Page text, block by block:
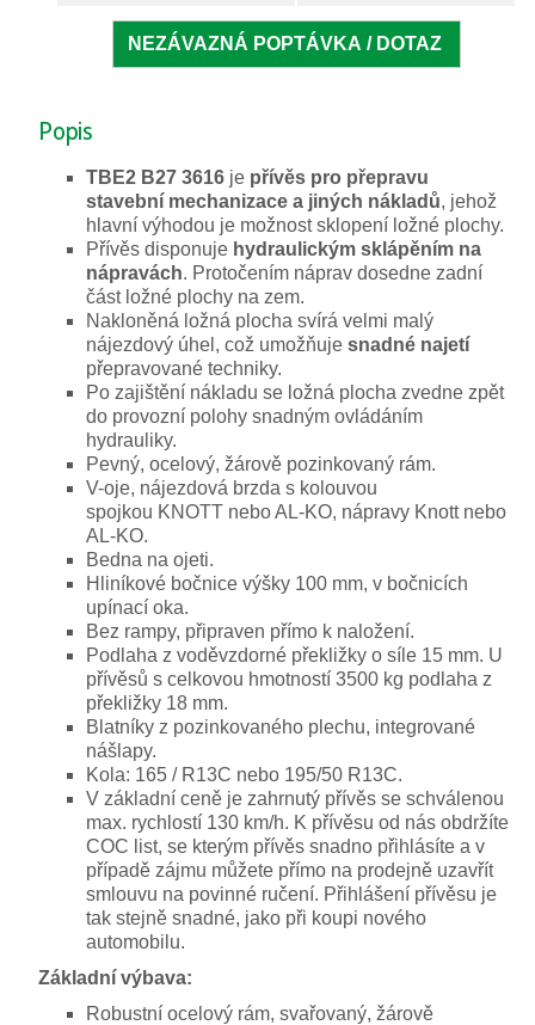
Popis
TBE2 B27 3616 je přívěs pro přepravu
stavební mechanizace a jiných nákladů, jehož
hlavní výhodou je možnost sklopení ložné plochy.
Přívěs disponuje hydraulickým sklápěním na
nápravách. Protočením náprav dosedne zadní
část ložné plochy na zem.
Nakloněná ložná plocha svírá velmi malý
nájezdový úhel, což umožňujesnadné najetí
přepravované techniky.
Po zajištění nákladu se ložná plocha zvedne zpět
do provozní polohy snadným ovládáním
hydrauliky.
Pevný, ocelový, žárově pozinkovaný rám.
V-oje, nájezdová brzda s kolouvou
spojkou KNOTT nebo AL-KO, nápravy Knott nebo
AL-KO.
Bedna na ojeti.
Hliníkové bočnice výšky 100 mm, v bočnicích
upínací oka.
Bez rampy, připraven přímo k naložení.
Podlaha z voděvzdorné překližky o síle 15 mm. U
přívěsů s celkovou hmotností 3500 kg podlaha z
překližky 18 mm.
Blatníky z pozinkovaného plechu, integrované
nášlapy.
Kola: 165 / R13C nebo 195/50 R13C.
V základní ceně je zahrnutý přívěs se schválenou
max. rychlostí 130 km/h. K přívěsu od nás obdržíte
COC list, se kterým přívěs snadno přihlásíte a v
případě zájmu můžete přímo na prodejně uzavřít
smlouvu na povinné ručení. Přihlášení přívěsu je
tak stejně snadné, jako při koupi nového
automobilu.
Základní výbava:
Robustní ocelový rám, svařovaný, žárově